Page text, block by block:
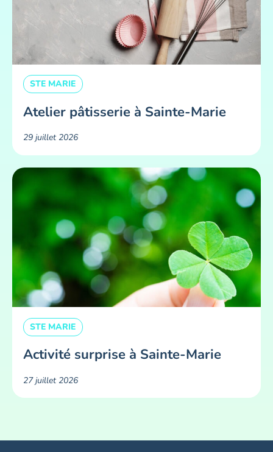
STE MARIE
Atelier pâtisserie à Sainte-Marie
29 juillet 2026
STE MARIE
Activité surprise à Sainte-Marie
27 juillet 2026